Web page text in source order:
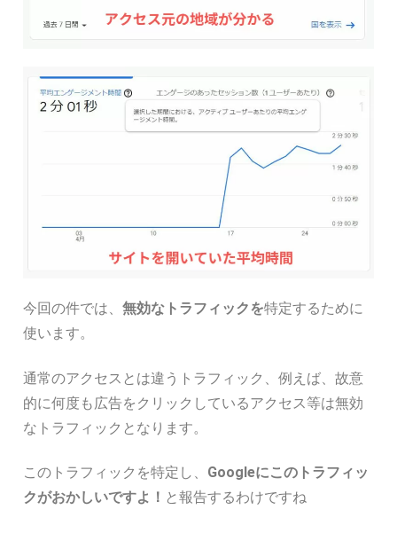
今回の件では、 無効なトラフィックを特定するために
使います。
通常のアクセスとは違うトラフィック、例えば、故意
的に何度も広告をクリックしているアクセス等は無効
なトラフィックとなります。
このトラフィックを特定し、 Googleにこのトラフィッ
クがおかしいですよ！ と報告するわけですね